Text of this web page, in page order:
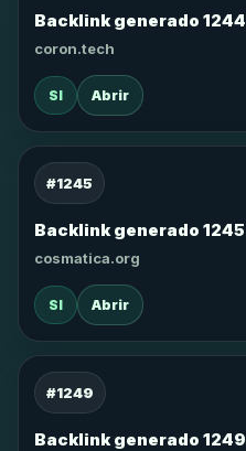
Backlink generado 1244
coron.tech
SI Abrir
#1245
Backlink generado 1245
cosmatica.org
SI Abrir
#1249
Backlink generado 1249